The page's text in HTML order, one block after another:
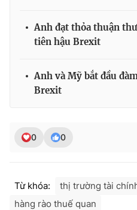
thuận bằng văn bản. Ghi rõ
thông tin từ website này.
Anh đạt thỏa thuận
tiên hậu Brexit
Anh và Mỹ bắt đầu
Brexit
0 0
Từ khóa: thị trường tài
hàng rào thuế quan